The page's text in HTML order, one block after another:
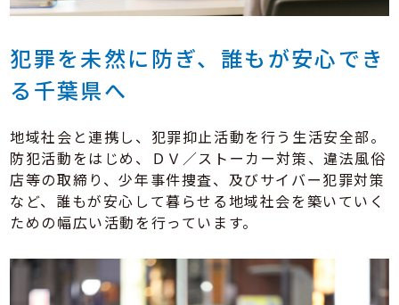
犯罪を未然に防ぎ、 誰もが安心でき
る千葉県へ
地域社会と連携し、犯罪抑止活動を行う生活安全部。
防犯活動をはじめ、ＤＶ／ストーカー対策、違法風俗
店等の取締り、少年事件捜査、及びサイバー犯罪対策
など、誰もが安心して暮らせる地域社会を築いていく
ための幅広い活動を行っています。